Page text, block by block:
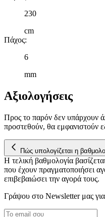
230
cm
Πάχος:
6
mm
Αξιολογήσεις
Προς το παρόν δεν υπάρχουν
προστεθούν, θα εμφανιστούν
Πώς υπολογίζεται η
Η τελική βαθμολογία
που έχουν πραγματοποιήσει
επιβεβαιώσει την αγορά τους.
Γράψου στο Νewsletter μας